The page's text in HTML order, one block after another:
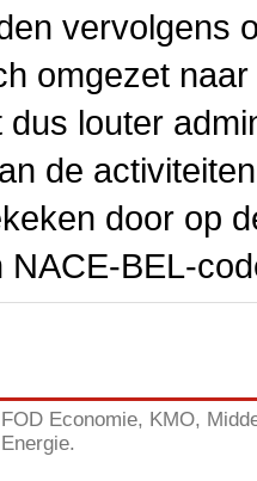
vervolgens
omgezet
dus louter
de
door op
NACE-BEL-
FOD Economie, KMO,
Energie.